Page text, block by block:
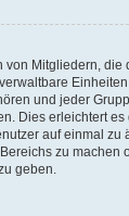
von Mitgliedern, die
und jeder
Dies erleichtert
auf einmal zu
zu machen
geben.